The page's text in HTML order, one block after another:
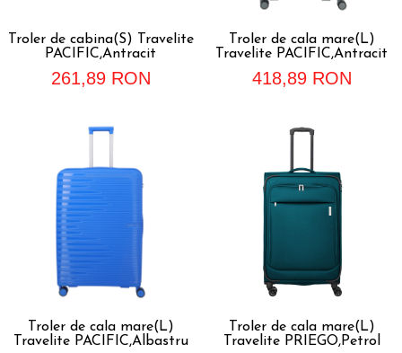
Business Travel
Borsete
Troler de cabina(S) Travelite
PACIFIC,Antracit
261,89 RON
Troler de cala mare(L)
Travelite PACIFIC,Antracit
418,89 RON
Troler de cala mare(L)
Travelite PACIFIC,Albastru
Troler de cala mare(L)
Travelite PRIEGO,Petrol